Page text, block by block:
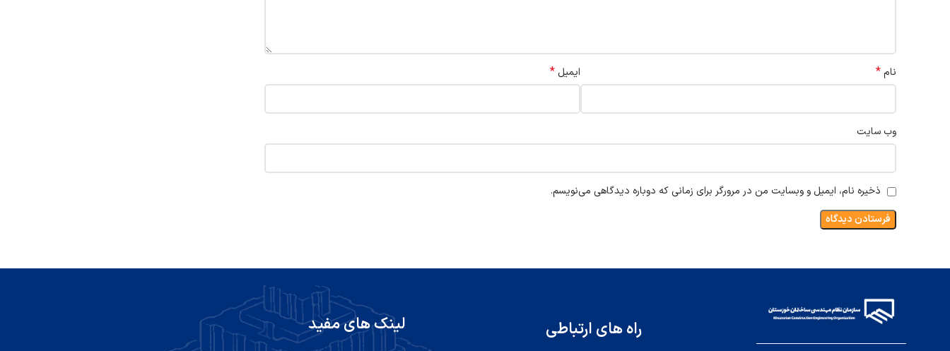
نام* ایمیل *
وب‌ سایت
ذخیره نام، ایمیل و وبسایت من در مرورگر برای زمانی که دوباره دیدگاهی می‌نویسم.
راه های ارتباطی لینک های مفید